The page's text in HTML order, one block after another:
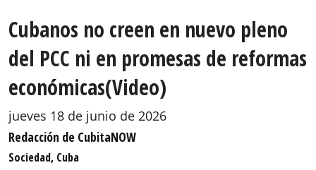
Cubanos no creen en nuevo pleno
del PCC ni en promesas de reformas
económicas(Video)
jueves 18 de junio de 2026
Redacción de CubitaNOW
Sociedad, Cuba